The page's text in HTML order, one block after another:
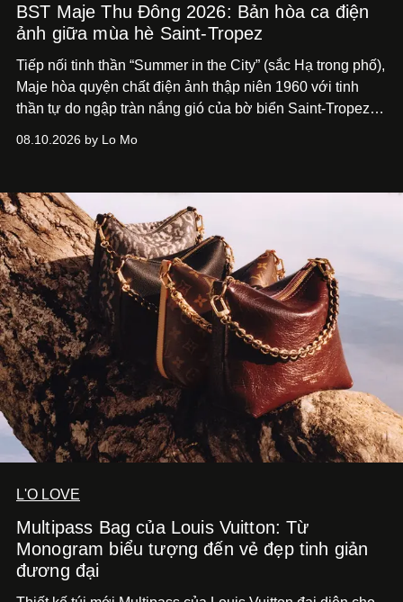
BST Maje Thu Đông 2026: Bản hòa ca điện
ảnh giữa mùa hè Saint-Tropez
Tiếp nối tinh thần “Summer in the City” (sắc Hạ trong phố),
Maje hòa quyện chất điện ảnh thập niên 1960 với tinh
thần tự do ngập tràn nắng gió của bờ biển Saint-Tropez,
08.10.2026 by Lo Mo
L'O LOVE
Multipass Bag của Louis Vuitton: Từ
Monogram biểu tượng đến vẻ đẹp tinh giản
đương đại